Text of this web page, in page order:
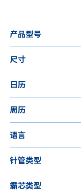
产品型号
尺寸
日历
周历
语言
针管类型
霸芯类型